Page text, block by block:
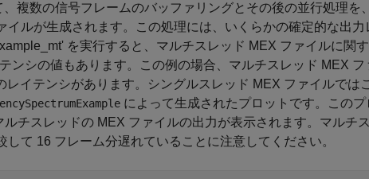
、複数の信号フレームのバッファリングとその後の並行処理を
イルが生成されます。この処理には、いくらかの確定的な出
を実行すると、マルチスレッド MEX ファイルに関
ンシの値もあります。この例の場合、マルチスレッド MEX
レイテンシがあります。シングルスレッド MEX ファイルでは
によって生成されたプロットです。この
ルチスレッドの MEX ファイルの出力が表示されます。マルチ
して 16 フレーム分遅れていることに注意してください。